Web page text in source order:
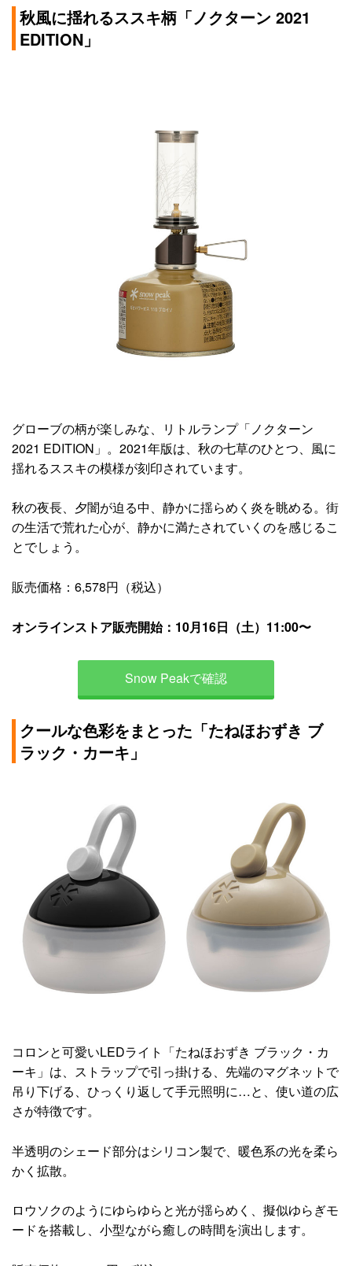
秋風に揺れるススキ柄「ノクターン 2021
EDITION」
グローブの柄が楽しみな、リトルランプ「ノクターン
2021 EDITION」。2021年版は、秋の七草のひとつ、風に
揺れるススキの模様が刻印されています。
秋の夜長、夕闇が迫る中、静かに揺らめく炎を眺める。街
の生活で荒れた心が、静かに満たされていくのを感じるこ
とでしょう。
販売価格：6,578円（税込）
オンラインストア販売開始：10月16日（土）11:00〜
Snow Peakで確認
クールな色彩をまとった「たねほおずき ブ
ラック・カーキ」
コロンと可愛いLEDライト「たねほおずき ブラック・カ
ーキ」は、ストラップで引っ掛ける、先端のマグネットで
吊り下げる、ひっくり返して手元照明に…と、使い道の広
さが特徴です。
半透明のシェード部分はシリコン製で、暖色系の光を柔ら
かく拡散。
ロウソクのようにゆらゆらと光が揺らめく、擬似ゆらぎモ
ードを搭載し、小型ながら癒しの時間を演出します。